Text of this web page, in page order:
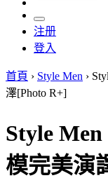
注册
登入
首頁 › Style Men ›
澤[Photo R+]
Style
模完美演